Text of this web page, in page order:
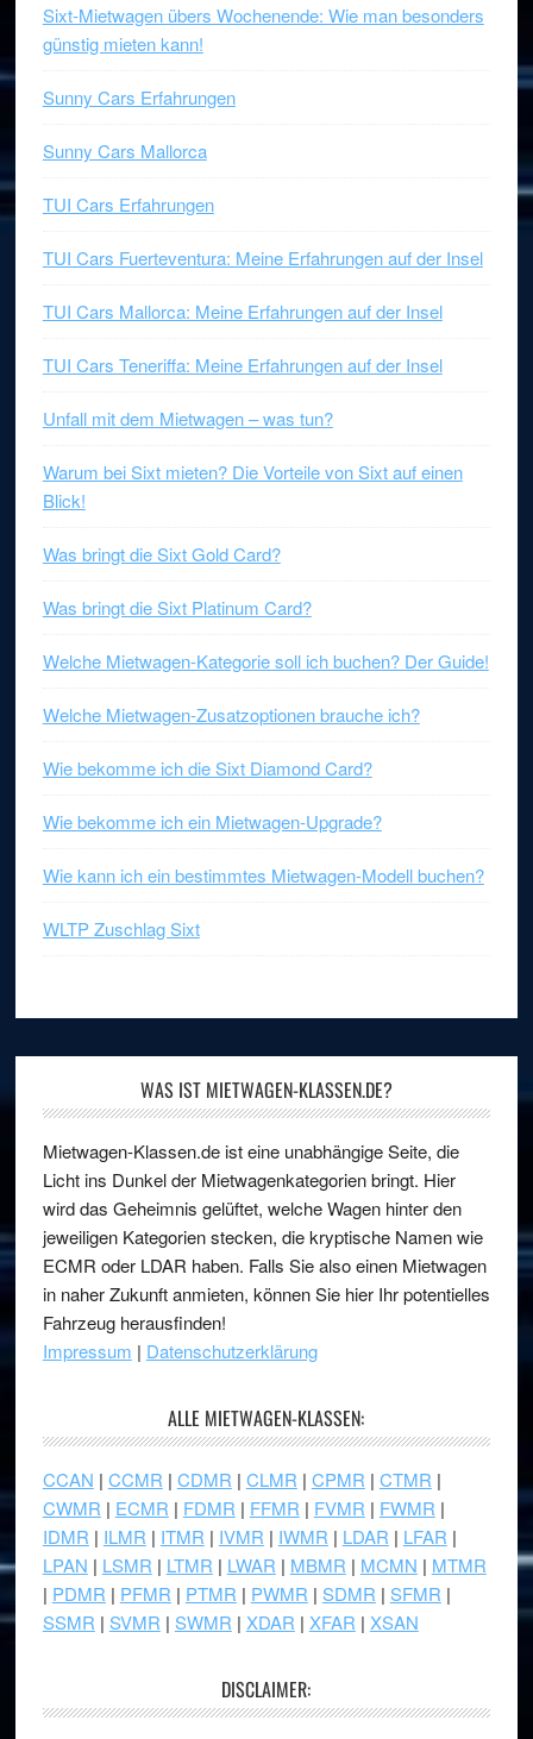
Sixt-Mietwagen übers Wochenende: Wie man besonders
günstig mieten kann!
Sunny Cars Erfahrungen
Sunny Cars Mallorca
TUI Cars Erfahrungen
TUI Cars Fuerteventura: Meine Erfahrungen auf der Insel
TUI Cars Mallorca: Meine Erfahrungen auf der Insel
TUI Cars Teneriffa: Meine Erfahrungen auf der Insel
Unfall mit dem Mietwagen – was tun?
Warum bei Sixt mieten? Die Vorteile von Sixt auf einen
Blick!
Was bringt die Sixt Gold Card?
Was bringt die Sixt Platinum Card?
Welche Mietwagen-Kategorie soll ich buchen? Der Guide!
Welche Mietwagen-Zusatzoptionen brauche ich?
Wie bekomme ich die Sixt Diamond Card?
Wie bekomme ich ein Mietwagen-Upgrade?
Wie kann ich ein bestimmtes Mietwagen-Modell buchen?
WLTP Zuschlag Sixt
WAS IST MIETWAGEN-KLASSEN.DE?
Mietwagen-Klassen.de ist eine unabhängige Seite, die
Licht ins Dunkel der Mietwagenkategorien bringt. Hier
wird das Geheimnis gelüftet, welche Wagen hinter den
jeweiligen Kategorien stecken, die kryptische Namen wie
ECMR oder LDAR haben. Falls Sie also einen Mietwagen
in naher Zukunft anmieten, können Sie hier Ihr potentielles
Fahrzeug herausfinden!
Impressum | Datenschutzerklärung
ALLE MIETWAGEN-KLASSEN:
CCAN | CCMR | CDMR | CLMR | CPMR | CTMR |
CWMR | ECMR | FDMR | FFMR | FVMR | FWMR |
IDMR | ILMR | ITMR | IVMR | IWMR | LDAR | LFAR |
LPAN | LSMR | LTMR | LWAR | MBMR | MCMN | MTMR
| PDMR | PFMR | PTMR | PWMR | SDMR | SFMR |
SSMR | SVMR | SWMR | XDAR | XFAR | XSAN
DISCLAIMER: